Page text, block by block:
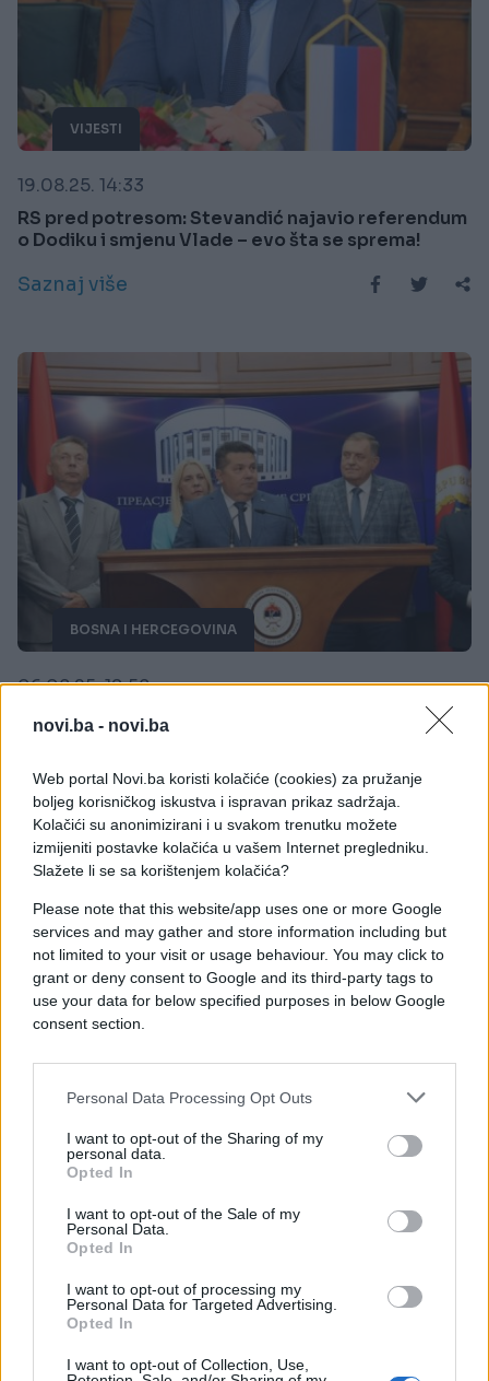
novi.ba - novi.ba
Web portal Novi.ba koristi kolačiće (cookies) za pružanje
boljeg korisničkog iskustva i ispravan prikaz sadržaja.
Kolačići su anonimizirani i u svakom trenutku možete
izmijeniti postavke kolačića u vašem Internet pregledniku.
Slažete li se sa korištenjem kolačića?
Please note that this website/app uses one or more Google
services and may gather and store information including but
not limited to your visit or usage behaviour. You may click to
grant or deny consent to Google and its third-party tags to
use your data for below specified purposes in below Google
consent section.
Personal Data Processing Opt Outs
I want to opt-out of the Sharing of my
personal data.
Opted In
I want to opt-out of the Sale of my
Personal Data.
Opted In
I want to opt-out of processing my
Personal Data for Targeted Advertising.
Opted In
I want to opt-out of Collection, Use,
VIJESTI
19.08.25. 14:33
RS pred potresom: Stevandić najavio referendum
o Dodiku i smjenu Vlade – evo šta se sprema!
Saznaj više
BOSNA I HERCEGOVINA
06.08.25. 19:58
Stevandić „poludio“ nakon CIK-ove odluke: Nije
Dodik stolica da je nekom predate, pa donesete
Saznaj više
AKTUELNO
06.08.25. 11:01
Dodik ostaje! Stevandić poručuje: Presuda ne
znači ništa, narod odlučuje!
Saznaj više